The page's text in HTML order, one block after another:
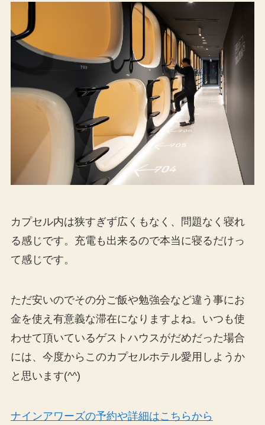
カプセル内は狭すぎず広くもなく、問題なく寝れ
る感じです。充電も出来るので本当に寝るだけっ
て感じです。
ただ安いのでその分ご飯や勉強会など違う事にお
金を使え有意義な滞在になりますよね。いつも使
わせて頂いているゲストハウスがだめだった場合
には、今度からこのカプセルホテル愛用しようか
と思います(^^)
ナインアワーズの予約や詳細はこちらから